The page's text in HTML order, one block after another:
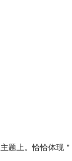
题上。恰恰体现